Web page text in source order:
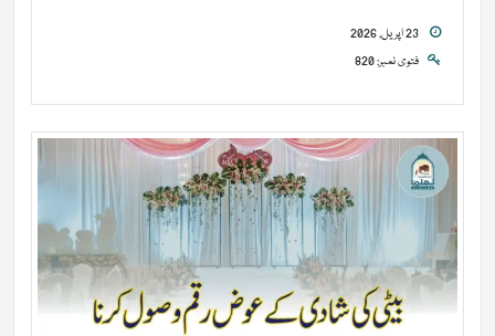
فتوی نمبر: 820